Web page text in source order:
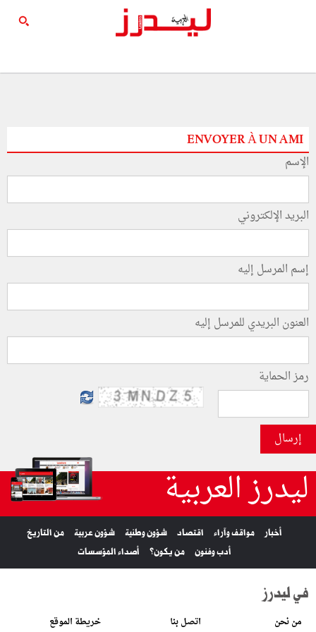
ENVOYER À UN AMI
الإسم
البريد الإلكتروني
إسم المرسل إليه
العنون البريدي للمرسل إليه
رمز الحماية
إرسال
ليدرز العربية
أخبار مواقف وآراء اقتصاد شؤون وطنية شؤون عربية
من التاريخ
أدب وفنون
من يكون؟ أصداء المؤسسات
في ليدرز
من نحن اتصل بنا خريطة الموقع